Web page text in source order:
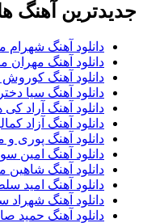
جدیدترین آهنگ
دانلود آهنگ شهرام
دانلود آهنگ
دانلود آهنگ کوروش
دانلود آهنگ سیا
دانلود آهنگ آراد
دانلود آهنگ آزاد
دانلود آهنگ پوری و
دانلود آهنگ امین
دانلود آهنگ
دانلود آهنگ امید
دانلود آهنگ شهراد
دانلود آهنگ حمید